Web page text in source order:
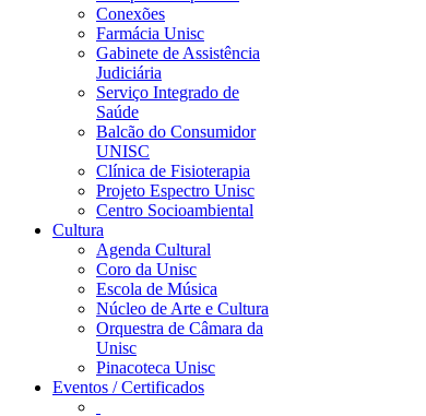
Conexões
Farmácia Unisc
Gabinete de Assistência
Judiciária
Serviço Integrado de
Saúde
Balcão do Consumidor
UNISC
Clínica de Fisioterapia
Projeto Espectro Unisc
Centro Socioambiental
Cultura
Agenda Cultural
Coro da Unisc
Escola de Música
Núcleo de Arte e Cultura
Orquestra de Câmara da
Unisc
Pinacoteca Unisc
Eventos / Certificados